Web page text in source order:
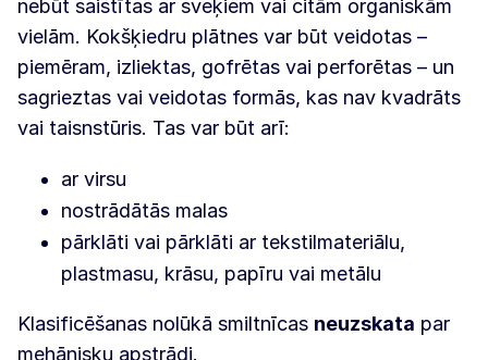
nebūt saistītas ar sveķiem vai citām organiskām
vielām. Kokšķiedru plātnes var būt veidotas –
piemēram, izliektas, gofrētas vai perforētas – un
sagrieztas vai veidotas formās, kas nav kvadrāts
vai taisnstūris. Tas var būt arī:
ar virsu
nostrādātās malas
pārklāti vai pārklāti ar tekstilmateriālu,
plastmasu, krāsu, papīru vai metālu
Klasificēšanas nolūkā smiltnīcas neuzskata par
mehānisku apstrādi.